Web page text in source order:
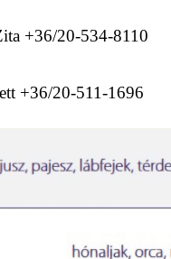
+36/20-534-8110
+36/20-511-1696